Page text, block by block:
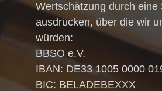
Wertschätzung durch eine
ausdrücken, über die wir
würden:
BBSO e.V.
IBAN: DE33 1005 0000
BIC: BELADEBEXXX